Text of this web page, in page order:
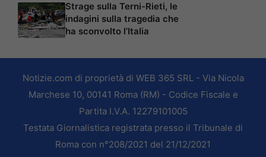
Strage sulla Terni-Rieti, le
indagini sulla tragedia che
ha sconvolto l’Italia
Notizie.com di proprietà di WEB 365 SRL - Via Nicola
Marchese 10, 00141 Roma (RM) - Codice Fiscale e
Partita I.V.A. 12279101005
Testata Giornalistica registrata presso il Tribunale di
Roma con n°208/2021 del 21/12/2021